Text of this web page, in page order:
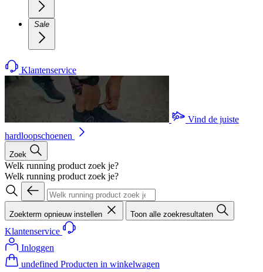
Sale
Klantenservice
Vind de juiste
hardloopschoenen
Zoek
Welk running product zoek je?
Welk running product zoek je?
Zoekterm opnieuw instellen Toon alle zoekresultaten
Klantenservice
Inloggen
undefined Producten in winkelwagen